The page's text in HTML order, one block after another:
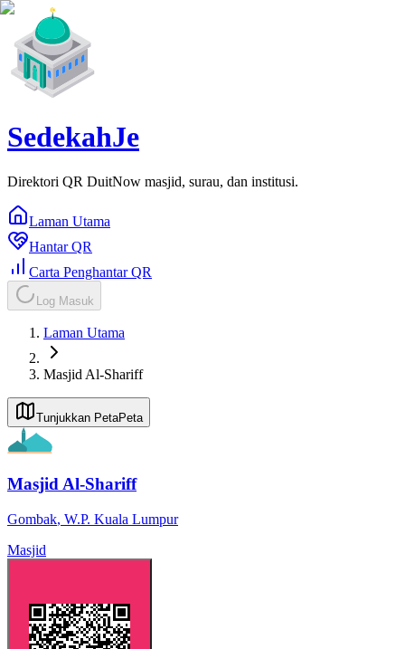
SedekahJe
Direktori QR DuitNow masjid, surau, dan institusi.
Laman Utama
Hantar QR
Carta Penghantar QR
Log Masuk
Laman Utama
Masjid Al-Shariff
Tunjukkan PetaPeta
Masjid Al-Shariff
Gombak, W.P. Kuala Lumpur
Masjid